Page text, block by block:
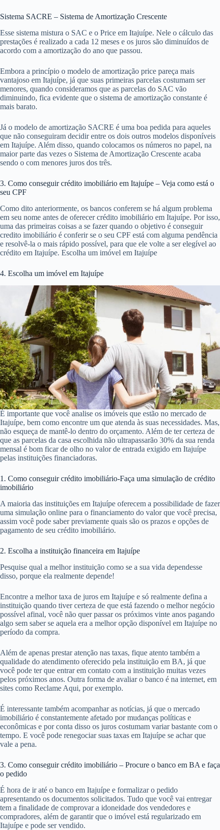
Sistema SACRE – Sistema de Amortização Crescente
Esse sistema mistura o SAC e o Price em Itajuípe. Nele o cálculo das
prestações é realizado a cada 12 meses e os juros são diminuídos de
acordo com a amortização do ano que passou.
Embora a princípio o modelo de amortização price pareça mais
vantajoso em Itajuípe, já que suas primeiras parcelas costumam ser
menores, quando consideramos que as parcelas do SAC vão
diminuindo, fica evidente que o sistema de amortização constante é
mais barato.
Já o modelo de amortização SACRE é uma boa pedida para aqueles
que não conseguiram decidir entre os dois outros modelos disponíveis
em Itajuípe. Além disso, quando colocamos os números no papel, na
maior parte das vezes o Sistema de Amortização Crescente acaba
sendo o com menores juros dos três.
3. Como conseguir crédito imobiliário em Itajuípe – Veja como está o
seu CPF
Como dito anteriormente, os bancos conferem se há algum problema
em seu nome antes de oferecer crédito imobiliário em Itajuípe. Por isso,
uma das primeiras coisas a se fazer quando o objetivo é conseguir
credito imobiliário é conferir se o seu CPF está com alguma pendência
e resolvê-la o mais rápido possível, para que ele volte a ser elegível ao
crédito em Itajuípe. Escolha um imóvel em Itajuípe
4. Escolha um imóvel em Itajuípe
É importante que você analise os imóveis que estão no mercado de
Itajuípe, bem como encontre um que atenda às suas necessidades. Mas,
não esqueça de mantê-lo dentro do orçamento. Além de ter certeza de
que as parcelas da casa escolhida não ultrapassarão 30% da sua renda
mensal é bom ficar de olho no valor de entrada exigido em Itajuípe
pelas instituições financiadoras.
1. Como conseguir crédito imobiliário-Faça uma simulação de crédito
imobiliário
A maioria das instituições em Itajuípe oferecem a possibilidade de fazer
uma simulação online para o financiamento do valor que você precisa,
assim você pode saber previamente quais são os prazos e opções de
pagamento de seu crédito imobiliário.
2. Escolha a instituição financeira em Itajuípe
Pesquise qual a melhor instituição como se a sua vida dependesse
disso, porque ela realmente depende!
Encontre a melhor taxa de juros em Itajuípe e só realmente defina a
instituição quando tiver certeza de que está fazendo o melhor negócio
possível afinal, você não quer passar os próximos vinte anos pagando
algo sem saber se aquela era a melhor opção disponível em Itajuípe no
período da compra.
Além de apenas prestar atenção nas taxas, fique atento também a
qualidade do atendimento oferecido pela instituição em BA, já que
você pode ter que entrar em contato com a instituição muitas vezes
pelos próximos anos. Outra forma de avaliar o banco é na internet, em
sites como Reclame Aqui, por exemplo.
É interessante também acompanhar as notícias, já que o mercado
imobiliário é constantemente afetado por mudanças políticas e
econômicas e por conta disso os juros costumam variar bastante com o
tempo. E você pode renegociar suas taxas em Itajuípe se achar que
vale a pena.
3. Como conseguir crédito imobiliário – Procure o banco em BA e faça
o pedido
É hora de ir até o banco em Itajuípe e formalizar o pedido
apresentando os documentos solicitados. Tudo que você vai entregar
tem a finalidade de comprovar a idoneidade dos vendedores e
compradores, além de garantir que o imóvel está regularizado em
Itajuípe e pode ser vendido.